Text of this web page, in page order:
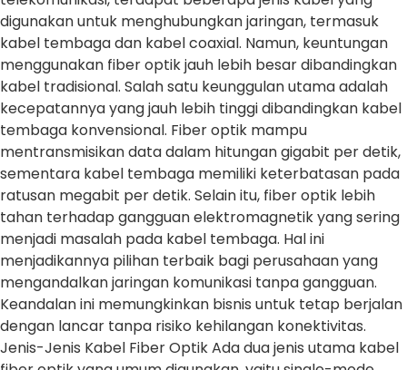
digunakan untuk menghubungkan jaringan, termasuk
kabel tembaga dan kabel coaxial. Namun, keuntungan
menggunakan fiber optik jauh lebih besar dibandingkan
kabel tradisional. Salah satu keunggulan utama adalah
kecepatannya yang jauh lebih tinggi dibandingkan kabel
tembaga konvensional. Fiber optik mampu
mentransmisikan data dalam hitungan gigabit per detik,
sementara kabel tembaga memiliki keterbatasan pada
ratusan megabit per detik. Selain itu, fiber optik lebih
tahan terhadap gangguan elektromagnetik yang sering
menjadi masalah pada kabel tembaga. Hal ini
menjadikannya pilihan terbaik bagi perusahaan yang
mengandalkan jaringan komunikasi tanpa gangguan.
Keandalan ini memungkinkan bisnis untuk tetap berjalan
dengan lancar tanpa risiko kehilangan konektivitas.
Jenis-Jenis Kabel Fiber Optik Ada dua jenis utama kabel